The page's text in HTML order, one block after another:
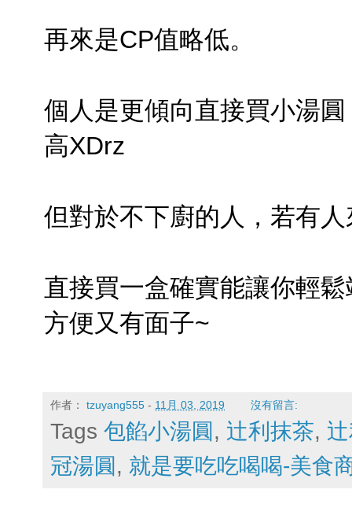
再來是CP值略低。
個人是更傾向直接買小湯
高XDrz
但對於不下廚的人，若有
直接買一盒確實能讓你輕
方便又有面子~
作者： tzuyang555 - 11月 03, 2019 沒有留言:
Tags 包餡小湯圓, 辻利抹茶,
冠湯圓, 就是要吃吃喝喝-美食